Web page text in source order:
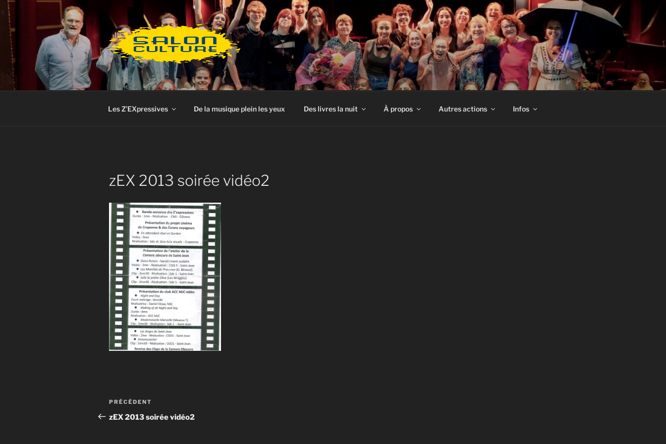
Aller
contenu
principal
Les Z’EXpressives De la musique plein les yeux Des livres la nuit À propos Autres actions Infos
zEX 2013 soirée vidéo2
Navigation
de
Article
précédent
PRÉCÉDENT
zEX 2013 soirée vidéo2